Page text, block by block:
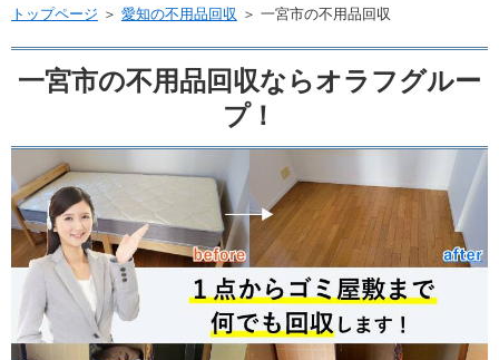
トップページ ＞ 愛知の不用品回収 ＞ 一宮市の不用品回収
一宮市の不用品回収ならオラフグルー
プ！